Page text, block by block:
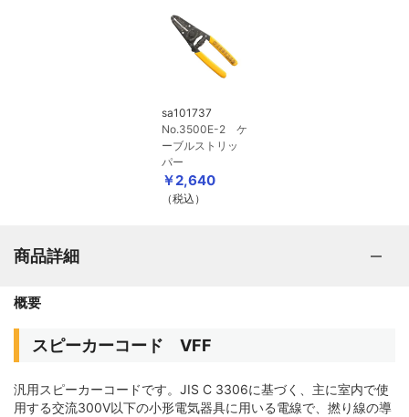
sa101737
No.3500E-2 ケ
ーブルストリッ
パー
￥2,640
（税込）
商品詳細
概要
スピーカーコード VFF
汎用スピーカーコードです。JIS C 3306に基づく、主に室内で使
用する交流300V以下の小形電気器具に用いる電線で、撚り線の導